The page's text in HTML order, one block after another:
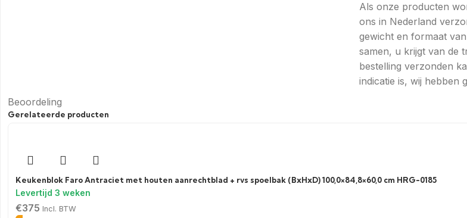
Als onze producten
ons in Nederland
gewicht en formaat
samen, u krijgt van de
bestelling verzonden
indicatie is, wij hebben
Beoordeling
Gerelateerde producten
Keukenblok Faro Antraciet met houten aanrechtblad + rvs spoelbak (BxHxD) 100,0×84,8×60,0 cm HRG-0185
€375 Incl. BTW